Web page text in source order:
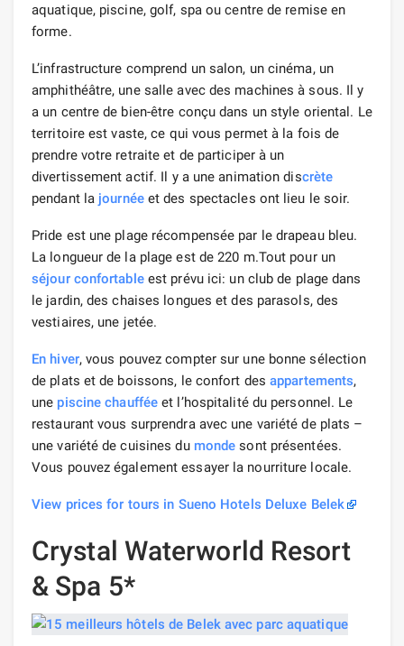
aquatique, piscine, golf, spa ou centre de remise en
forme.
L’infrastructure comprend un salon, un cinéma, un
amphithéâtre, une salle avec des machines à sous. Il y
a un centre de bien-être conçu dans un style oriental. Le
territoire est vaste, ce qui vous permet à la fois de
prendre votre retraite et de participer à un
divertissement actif. Il y a une animation discrète
pendant la journéeet des spectacles ont lieu le soir.
Pride est une plage récompensée par le drapeau bleu.
La longueur de la plage est de 220 m.Tout pour un
séjour confortableest prévu ici: un club de plage dans
le jardin, des chaises longues et des parasols, des
vestiaires, une jetée.
En hiver, vous pouvez compter sur une bonne sélection
de plats et de boissons, le confort desappartements,
une piscine chauffée et l’hospitalité du personnel. Le
restaurant vous surprendra avec une variété de plats –
une variété de cuisines du monde sont présentées.
Vous pouvez également essayer la nourriture locale.
View prices for tours in Sueno Hotels Deluxe Belek
Crystal Waterworld Resort
& Spa 5*